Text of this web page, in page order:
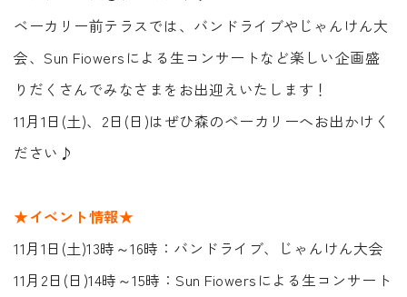
ベーカリー前テラスでは、バンドライブやじゃんけん大
会、Sun Fiowersによる生コンサートなど楽しい企画盛
りだくさんでみなさまをお出迎えいたします！
11月1日(土)、2日(日)はぜひ森のベーカリーへお出かけく
ださい♪
★イベント情報★
11月1日(土)13時～16時：バンドライブ、じゃんけん大会
11月2日(日)14時～15時：Sun Fiowersによる生コンサート